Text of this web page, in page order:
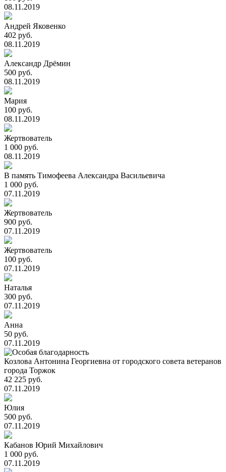
08.11.2019
Андрей Яковенко
402 руб.
08.11.2019
Александр Дрёмин
500 руб.
08.11.2019
Мария
100 руб.
08.11.2019
Жертвователь
1 000 руб.
08.11.2019
В память Тимофеева Александра Васильевича
1 000 руб.
07.11.2019
Жертвователь
900 руб.
07.11.2019
Жертвователь
100 руб.
07.11.2019
Наталья
300 руб.
07.11.2019
Анна
50 руб.
07.11.2019
Козлова Антонина Георгиевна от городского совета ветеранов
города Торжок
42 225 руб.
07.11.2019
Юлия
500 руб.
07.11.2019
Кабанов Юрий Михайлович
1 000 руб.
07.11.2019